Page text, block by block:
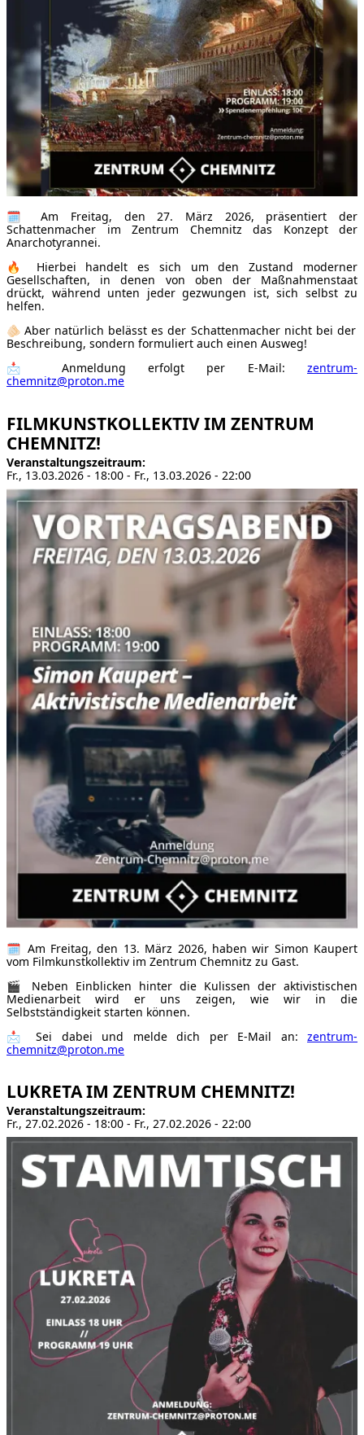
🗓 Am Freitag, den 27. März 2026, präsentiert der
Schattenmacher im Zentrum Chemnitz das Konzept der
Anarchotyrannei.
🔥 Hierbei handelt es sich um den Zustand moderner
Gesellschaften, in denen von oben der Maßnahmenstaat
drückt, während unten jeder gezwungen ist, sich selbst zu
helfen.
🫵🏻 Aber natürlich belässt es der Schattenmacher nicht bei der
Beschreibung, sondern formuliert auch einen Ausweg!
📩 Anmeldung erfolgt per E-Mail: zentrum-
chemnitz@proton.me
FILMKUNSTKOLLEKTIV IM ZENTRUM
CHEMNITZ!
Veranstaltungszeitraum
Fr., 13.03.2026 - 18:00 - Fr., 13.03.2026 - 22:00
🗓 Am Freitag, den 13. März 2026, haben wir Simon Kaupert
vom Filmkunstkollektiv im Zentrum Chemnitz zu Gast.
🎬 Neben Einblicken hinter die Kulissen der aktivistischen
Medienarbeit wird er uns zeigen, wie wir in die
Selbstständigkeit starten können.
📩 Sei dabei und melde dich per E-Mail an: zentrum-
chemnitz@proton.me
LUKRETA IM ZENTRUM CHEMNITZ!
Veranstaltungszeitraum
Fr., 27.02.2026 - 18:00 - Fr., 27.02.2026 - 22:00